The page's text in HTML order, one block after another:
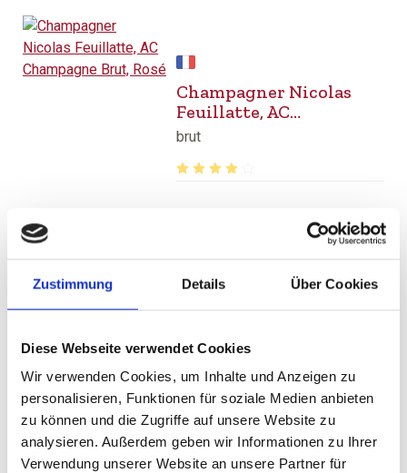
Zustimmung Details Über Cookies
Diese Webseite verwendet Cookies
Wir verwenden Cookies, um Inhalte und Anzeigen zu
personalisieren, Funktionen für soziale Medien anbieten
zu können und die Zugriffe auf unsere Website zu
analysieren. Außerdem geben wir Informationen zu Ihrer
Verwendung unserer Website an unsere Partner für
Champagner Nicolas
Feuillatte, AC
Champagne Brut, Rosé
brut
36,95 €